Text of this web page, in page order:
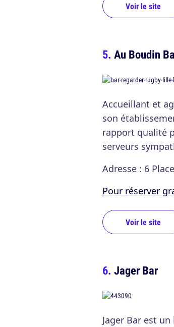
Voir le site
Au Boudin
Accueillant et
son
rapport qualité
serveurs
Adresse : 6
Pour réserver
Voir le site
Jager Bar
Jager Bar est